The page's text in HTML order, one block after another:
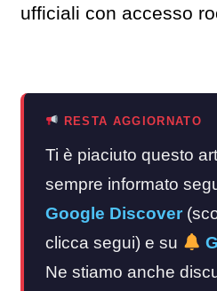
ufficiali con accesso
RESTA AGGIORNATO
Ti è piaciuto questo
sempre informato
Google Discover
clicca segui) e su
Ne stiamo anche